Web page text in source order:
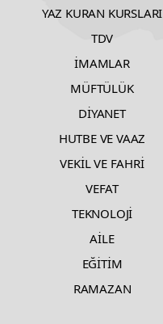
YAZ KURAN KURSLARI
TDV
İMAMLAR
MÜFTÜLÜK
DİYANET
HUTBE VE VAAZ
VEKİL VE FAHRİ
VEFAT
TEKNOLOJİ
AİLE
EĞİTİM
RAMAZAN